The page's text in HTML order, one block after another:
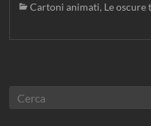
Cartoni animati, Le oscure